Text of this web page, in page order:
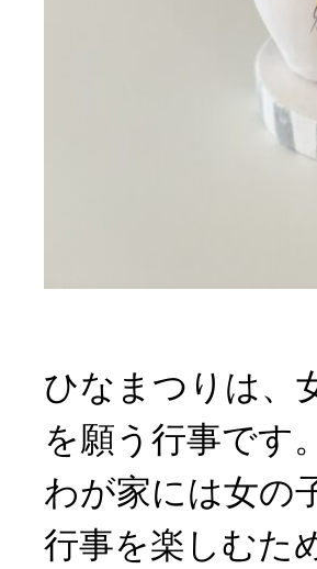
ひなまつりは、
を願う行事です。
わが家には女の
行事を楽しむた